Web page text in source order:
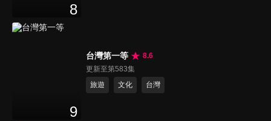
8
9
台灣第一等
8.6
更新至第583集
旅遊
文化 台灣